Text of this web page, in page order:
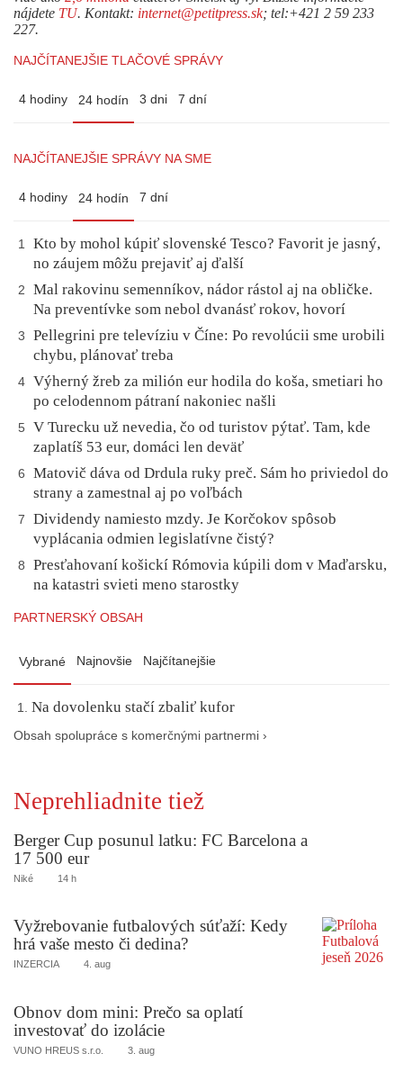
nájdete TU. Kontakt: internet@petitpress.sk; tel:+421 2 59 233
227.
NAJČÍTANEJŠIE TLAČOVÉ SPRÁVY
4 hodiny 24 hodín 3 dni 7 dní
NAJČÍTANEJŠIE SPRÁVY NA SME
4 hodiny 24 hodín 7 dní
1
Kto by mohol kúpiť slovenské Tesco? Favorit je jasný,
no záujem môžu prejaviť aj ďalší
2
Mal rakovinu semenníkov, nádor rástol aj na obličke.
Na preventívke som nebol dvanásť rokov, hovorí
3
Pellegrini pre televíziu v Číne: Po revolúcii sme urobili
chybu, plánovať treba
4 Výherný žreb za milión eur hodila do koša, smetiari ho
po celodennom pátraní nakoniec našli
5
V Turecku už nevedia, čo od turistov pýtať. Tam, kde
zaplatíš 53 eur, domáci len deväť
6
Matovič dáva od Drdula ruky preč. Sám ho priviedol do
strany a zamestnal aj po voľbách
7
Dividendy namiesto mzdy. Je Korčokov spôsob
vyplácania odmien legislatívne čistý?
8
Presťahovaní košickí Rómovia kúpili dom v Maďarsku,
na katastri svieti meno starostky
PARTNERSKÝ OBSAH
Vybrané Najnovšie Najčítanejšie
Na dovolenku stačí zbaliť kufor
Obsah spolupráce s komerčnými partnermi ›
Neprehliadnite tiež
Berger Cup posunul latku: FC Barcelona a
17 500 eur
Niké 14 h
Vyžrebovanie futbalových súťaží: Kedy
hrá vaše mesto či dedina?
INZERCIA 4. aug
Obnov dom mini: Prečo sa oplatí
investovať do izolácie
VUNO HREUS s.r.o. 3. aug